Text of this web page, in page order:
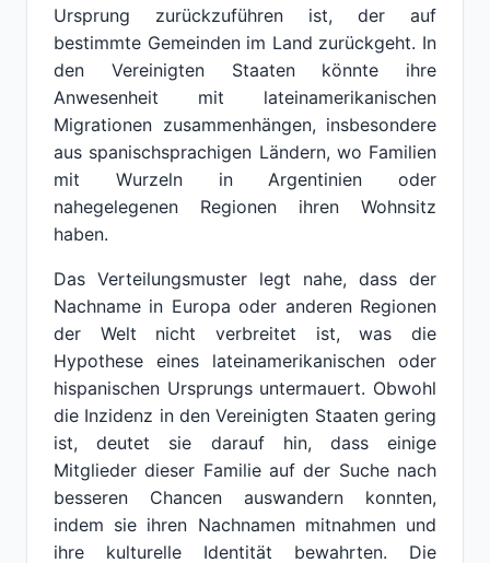
Ursprung zurückzuführen ist, der auf
bestimmte Gemeinden im Land zurückgeht. In
den Vereinigten Staaten könnte ihre
Anwesenheit mit lateinamerikanischen
Migrationen zusammenhängen, insbesondere
aus spanischsprachigen Ländern, wo Familien
mit Wurzeln in Argentinien oder
nahegelegenen Regionen ihren Wohnsitz
haben.
Das Verteilungsmuster legt nahe, dass der
Nachname in Europa oder anderen Regionen
der Welt nicht verbreitet ist, was die
Hypothese eines lateinamerikanischen oder
hispanischen Ursprungs untermauert. Obwohl
die Inzidenz in den Vereinigten Staaten gering
ist, deutet sie darauf hin, dass einige
Mitglieder dieser Familie auf der Suche nach
besseren Chancen auswandern konnten,
indem sie ihren Nachnamen mitnahmen und
ihre kulturelle Identität bewahrten. Die